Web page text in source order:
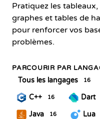
Pratiquez les
graphes et tables de
pour renforcer vos
problèmes.
PARCOURIR PAR
Tous les langages 16
C++ 16 Dart
Java 16 Lua